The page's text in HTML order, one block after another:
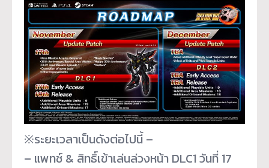
※ระยะเวลาเป็นดังต่อไปนี้ –
– แพทช์ & สิทธิ์เข้าเล่นล่วงหน้า DLC1 วันที่ 17